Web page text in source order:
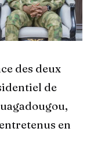
des deux
de
en